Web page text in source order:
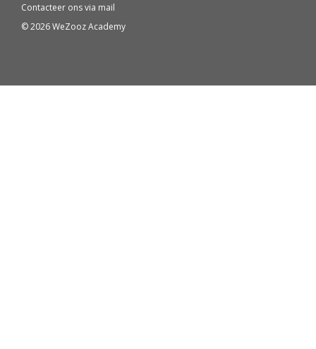
Contacteer ons via mail
© 2026 WeZooz Academy